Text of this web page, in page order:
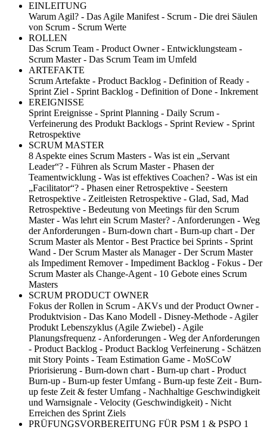
EINLEITUNG
Warum Agil? - Das Agile Manifest - Scrum - Die drei Säulen
von Scrum - Scrum Werte
ROLLEN
Das Scrum Team - Product Owner - Entwicklungsteam -
Scrum Master - Das Scrum Team im Umfeld
ARTEFAKTE
Scrum Artefakte - Product Backlog - Definition of Ready -
Sprint Ziel - Sprint Backlog - Definition of Done - Inkrement
EREIGNISSE
Sprint Ereignisse - Sprint Planning - Daily Scrum -
Verfeinerung des Produkt Backlogs - Sprint Review - Sprint
Retrospektive
SCRUM MASTER
8 Aspekte eines Scrum Masters - Was ist ein „Servant
Leader“? - Führen als Scrum Master - Phasen der
Teamentwicklung - Was ist effektives Coachen? - Was ist ein
„Facilitator“? - Phasen einer Retrospektive - Seestern
Retrospektive - Zeitleisten Retrospektive - Glad, Sad, Mad
Retrospektive - Bedeutung von Meetings für den Scrum
Master - Was lehrt ein Scrum Master? - Anforderungen - Weg
der Anforderungen - Burn-down chart - Burn-up chart - Der
Scrum Master als Mentor - Best Practice bei Sprints - Sprint
Wand - Der Scrum Master als Manager - Der Scrum Master
als Impediment Remover - Impediment Backlog - Fokus - Der
Scrum Master als Change-Agent - 10 Gebote eines Scrum
Masters
SCRUM PRODUCT OWNER
Fokus der Rollen in Scrum - AKVs und der Product Owner -
Produktvision - Das Kano Modell - Disney-Methode - Agiler
Produkt Lebenszyklus (Agile Zwiebel) - Agile
Planungsfrequenz - Anforderungen - Weg der Anforderungen
- Product Backlog - Product Backlog Verfeinerung - Schätzen
mit Story Points - Team Estimation Game - MoSCoW
Priorisierung - Burn-down chart - Burn-up chart - Product
Burn-up - Burn-up fester Umfang - Burn-up feste Zeit - Burn-
up feste Zeit & fester Umfang - Nachhaltige Geschwindigkeit
und Warnsignale - Velocity (Geschwindigkeit) - Nicht
Erreichen des Sprint Ziels
PRÜFUNGSVORBEREITUNG FÜR PSM 1 & PSPO 1